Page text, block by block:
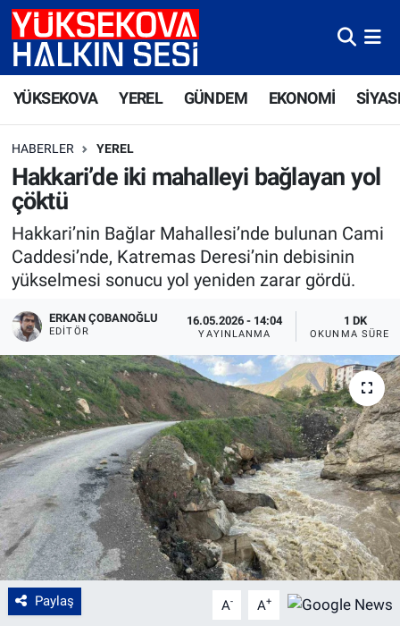
YÜKSEKOVA YEREL GÜNDEM EKONOMİ
HABERLER YEREL
Hakkari’de iki mahalleyi bağlayan yol
çöktü
Hakkari’nin Bağlar Mahallesi’nde bulunan Cami
Caddesi’nde, Katremas Deresi’nin debisinin
yükselmesi sonucu yol yeniden zarar gördü.
ERKAN ÇOBANOĞLU
EDITÖR
16.05.2026 - 14:04
YAYINLANMA
1 DK
OKUNMA SÜRESI
Paylaş A- A+
Yüksekova Nöbetçi Eczaneler
Süper Lig Puan Durumu ve Fikstür
Tüm Manşetler
Son Dakika Haberleri